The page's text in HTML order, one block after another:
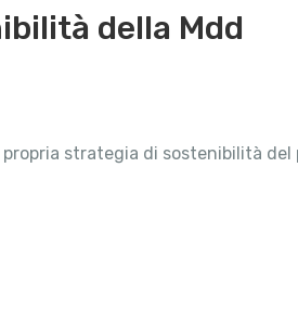
della Mdd
strategia di sostenibilità